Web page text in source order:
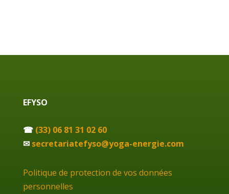
EFYSO
☎ (33) 06 81 31 02 60
✉ secretariatefyso@yoga-energie.com
Politique de protection de vos données
personnelles